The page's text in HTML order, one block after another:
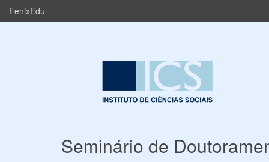
FenixEdu
Seminário de